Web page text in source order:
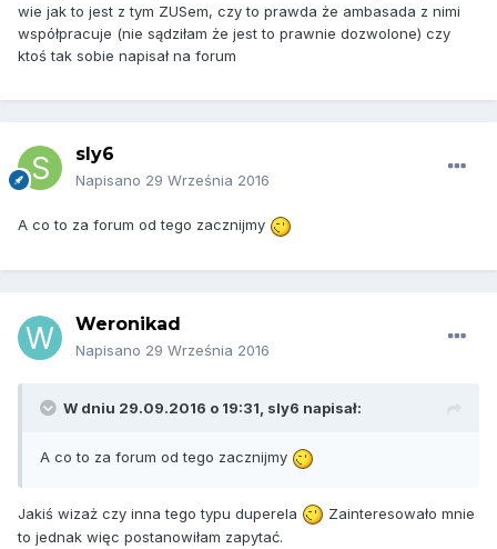
wie jak to jest z tym ZUSem, czy to prawda że ambasada z nimi
współpracuje (nie sądziłam że jest to prawnie dozwolone) czy
ktoś tak sobie napisał na forum
sly6
Napisano 29 Września 2016
A co to za forum od tego zacznijmy
Weronikad
Napisano 29 Września 2016
W dniu 29.09.2016 o 19:31, sly6 napisał:
A co to za forum od tego zacznijmy
Jakiś wizaż czy inna tego typu duperela
Zainteresowało mnie
to jednak więc postanowiłam zapytać.